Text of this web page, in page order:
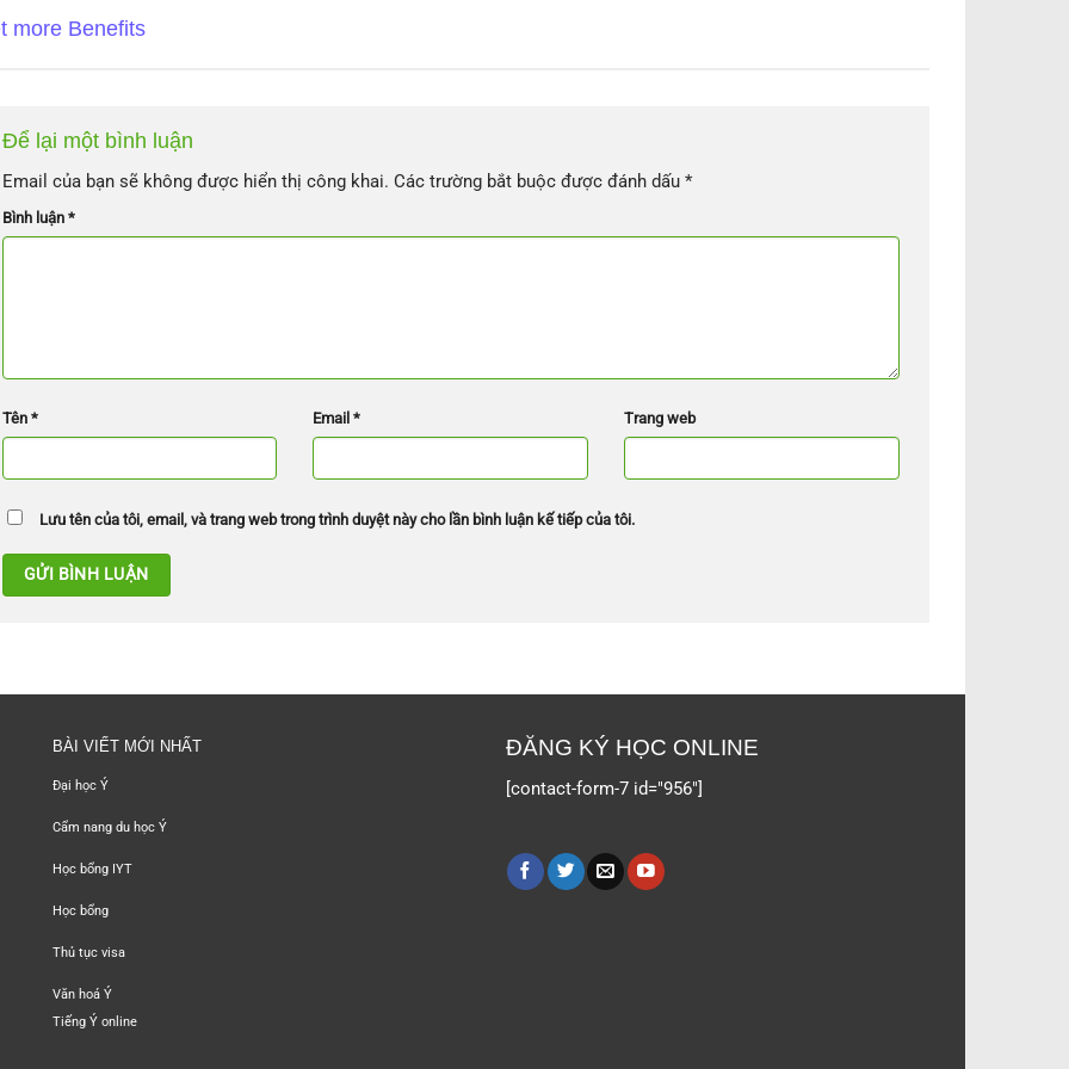
more Benefits
Để lại một bình luận
Email của bạn sẽ không được hiển thị công khai. Các trường bắt buộc được đánh dấu *
Bình luận *
Tên * Email* Trang web
Lưu tên của tôi, email, và trang web trong trình duyệt này cho lần bình luận kế tiếp của tôi.
BÀI VIẾT MỚI NHẤT
Đại học Ý
Cẩm nang du học Ý
Học bổng IYT
Học bổng
Thủ tục visa
Văn hoá Ý
Tiếng Ý online
ĐĂNG KÝ HỌC ONLINE
[contact-form-7 id="956"]